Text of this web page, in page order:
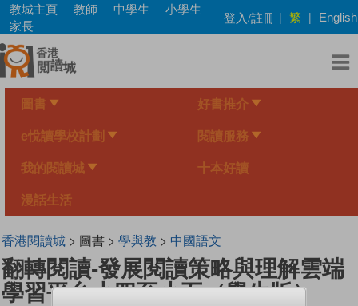
Skip
main
content
教城主頁 教師 中學生
小學生
家長
登入/註冊 | 繁 | English
圖書 好書推介
e悅讀學校計劃 閱讀服務
我的閱讀城 十本好讀
漫話生活
香港閱讀城> 圖書 > 學與教 > 中國語文
翻轉閱讀-發展閱讀策略與理解雲端
學習平台小四至小五（學生版）